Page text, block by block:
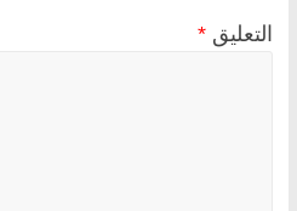
التعليق *